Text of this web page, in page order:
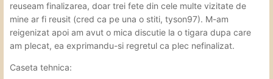
reuseam finalizarea, doar trei fete din cele multe vizitate de
mine ar fi reusit (cred ca pe una o stiti, tyson97). M-am
reigenizat apoi am avut o mica discutie la o tigara dupa care
am plecat, ea exprimandu-si regretul ca plec nefinalizat.
Caseta tehnica: